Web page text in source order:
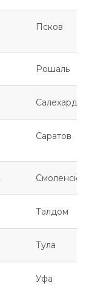
Псков
Рошаль
Салехард
Саратов
Смоленск
Талдом
Тула
Уфа